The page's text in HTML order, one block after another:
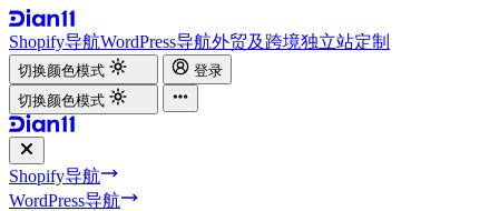
Shopify导航WordPress导航外贸及跨境独立站定制
切换颜色模式
登录
切换颜色模式
Shopify导航
WordPress导航